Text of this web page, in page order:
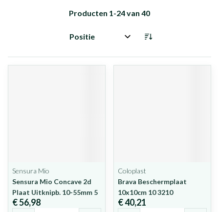
Producten 1-24van 40
Sorteer op:
Sensura Mio
Sensura Mio Concave 2d
Plaat Uitknipb. 10-55mm 5
€ 56,98
Coloplast
Brava Beschermplaat
10x10cm 10 3210
€ 40,21